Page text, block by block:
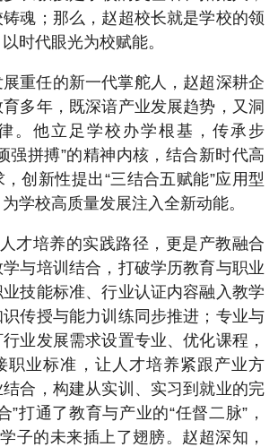
魂；那么，赵超校长就是学校的领
时代眼光为校赋能。
重任的新一代掌舵人，赵超深耕企
多年，既深谙产业发展趋势，又洞
。他立足学校办学根基，传承步
强拼搏”的精神内核，结合新时代高
创新性提出“三结合五赋能”应用型
学校高质量发展注入全新动能。
才培养的实践路径，更是产教融合
与培训结合，打破学历教育与职业
技能标准、行业认证内容融入教学
传授与能力训练同步推进；专业与
业发展需求设置专业、优化课程，
职业标准，让人才培养紧跟产业方
合，构建从实训、实习到就业的完
”打通了教育与产业的“任督二脉”，
子的未来插上了翅膀。赵超深知，